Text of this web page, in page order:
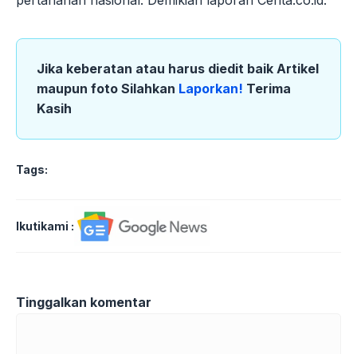
Jika keberatan atau harus diedit baik Artikel
maupun foto Silahkan Laporkan! Terima
Kasih
Tags:
Ikutikami :
Tinggalkan komentar